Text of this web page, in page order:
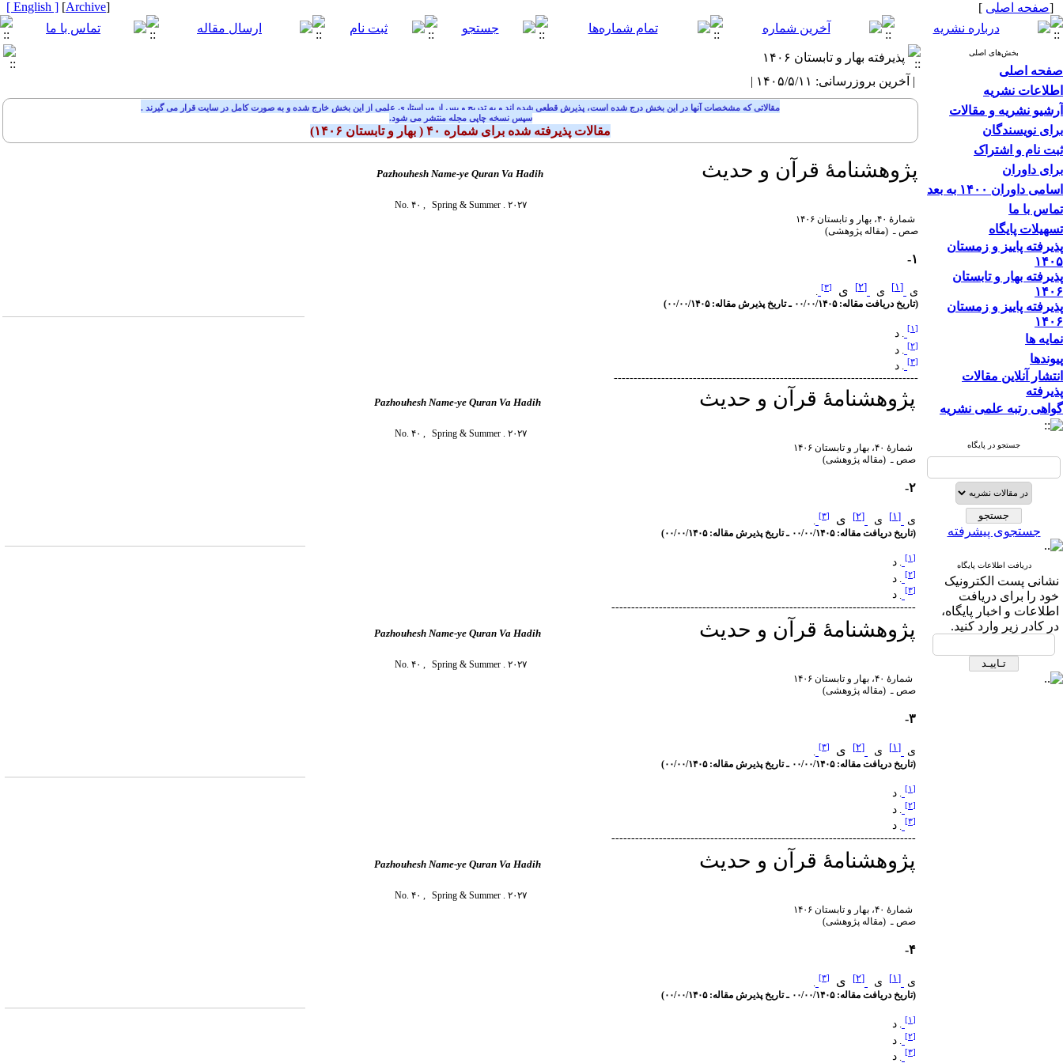
[صفحه اصلی ]
[
Archive
]
[ English ]
بخش‌های اصلی
صفحه اصلی
اطلاعات نشریه
آرشیو نشریه و مقالات
برای نویسندگان
ثبت نام و اشتراک
برای داوران
اسامی داوران ۱۴۰۰ به بعد
تماس با ما
تسهیلات پایگاه
پذیرفته پاییز و زمستان
۱۴۰۵
پذیرفته بهار و تابستان
۱۴۰۶
پذیرفته پاییز و زمستان
۱۴۰۶
نمایه ها
پیوندها
انتشار آنلاین مقالات
پذیرفته
گواهی رتبه علمی نشریه
جستجو در پایگاه
جستجوی پیشرفته
دریافت اطلاعات پایگاه
نشانی پست الکترونیک
خود را برای دریافت
اطلاعات و اخبار پایگاه،
در کادر زیر وارد کنید.
پذیرفته بهار و تابستان ۱۴۰۶
| آخرین بروزرسانی: ۱۴۰۵/۵/۱۱ |
مقالاتی که مشخصات آنها در این بخش درج شده است، پذیرش قطعی شده اند و به تدریج و پس از ویراستاری علمی از این بخش خارج شده و به صورت کامل در سایت قرار می گیرند .
سپس نسخه چاپی مجله منتشر می شود.
مقالات پذیرفته شده برای شماره ۴۰ ( بهار و تابستان ۱۴۰۶)
پژوهشنامۀ قرآن و حدیث Pazhouhesh Name-ye Quran Va Hadih
No. ۴۰ , Spring & Summer . ۲۰۲۷
شمارۀ ۴۰، بهار و تابستان ۱۴۰۶
صص ـ (مقاله پژوهشی)
۱-
ی [۱] ی [۲] ی [۳]
.
(تاریخ دریافت مقاله: ۰۰/۰۰/۱۴۰۵ ـ تاریخ پذیرش مقاله: ۰۰/۰۰/۱۴۰۵)
[۱] د
[۲] د
[۳]
. د
-----------------------------------------------------------------------------
پژوهشنامۀ قرآن و حدیث Pazhouhesh Name-ye Quran Va Hadih
No. ۴۰ , Spring & Summer . ۲۰۲۷
شمارۀ ۴۰، بهار و تابستان ۱۴۰۶
صص ـ (مقاله پژوهشی)
۲-
ی [۱] ی [۲] ی [۳]
(تاریخ دریافت مقاله: ۰۰/۰۰/۱۴۰۵ ـ تاریخ پذیرش مقاله: ۰۰/۰۰/۱۴۰۵)
[۱] د
[۲]
. د
[۳]
د
-----------------------------------------------------------------------------
پژوهشنامۀ قرآن و حدیث Pazhouhesh Name-ye Quran Va Hadih
No. ۴۰ , Spring & Summer . ۲۰۲۷
شمارۀ ۴۰، بهار و تابستان ۱۴۰۶
صص ـ (مقاله پژوهشی)
۳-
ی [۱] ی [۲] ی [۳]
(تاریخ دریافت مقاله: ۰۰/۰۰/۱۴۰۵ ـ تاریخ پذیرش مقاله: ۰۰/۰۰/۱۴۰۵)
[۱] د
[۲]
. د
[۳]
د
-----------------------------------------------------------------------------
پژوهشنامۀ قرآن و حدیث Pazhouhesh Name-ye Quran Va Hadih
No. ۴۰ , Spring & Summer . ۲۰۲۷
شمارۀ ۴۰، بهار و تابستان ۱۴۰۶
صص ـ (مقاله پژوهشی)
۴-
ی [۱] ی [۲] ی [۳]
(تاریخ دریافت مقاله: ۰۰/۰۰/۱۴۰۵ ـ تاریخ پذیرش مقاله: ۰۰/۰۰/۱۴۰۵)
[۱] د
[۲]
. د
[۳]
د